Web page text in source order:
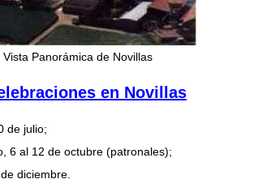
Vista Panorámica de Novillas
en Novillas
de julio;
6 al 12 de octubre (patronales);
diciembre.